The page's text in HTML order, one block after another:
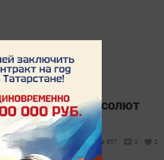
туеның абсолют
тели?
13 июнь 2024 -
09:51
857 0 2